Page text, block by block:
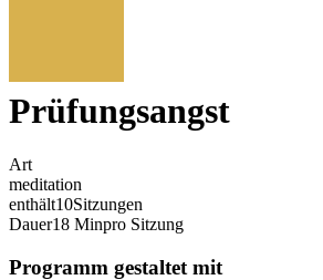
Prüfungsangst
Art
meditation
enthält10Sitzungen
Dauer18 Minpro Sitzung
Programm gestaltet mit